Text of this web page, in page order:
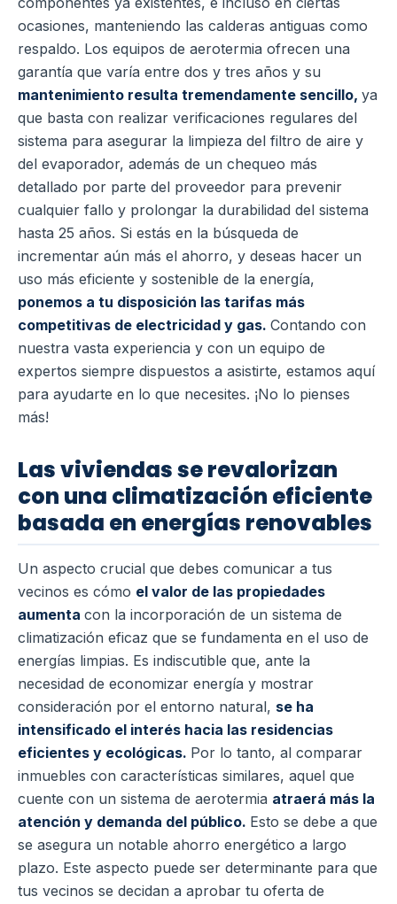
ocasiones, manteniendo las calderas antiguas como
respaldo. Los equipos de aerotermia ofrecen una
garantía que varía entre dos y tres años y su
mantenimiento resulta tremendamente sencillo, ya
que basta con realizar verificaciones regulares del
sistema para asegurar la limpieza del filtro de aire y
del evaporador, además de un chequeo más
detallado por parte del proveedor para prevenir
cualquier fallo y prolongar la durabilidad del sistema
hasta 25 años. Si estás en la búsqueda de
incrementar aún más el ahorro, y deseas hacer un
uso más eficiente y sostenible de la energía,
ponemos a tu disposición las tarifas más
competitivas de electricidad y gas. Contando con
nuestra vasta experiencia y con un equipo de
expertos siempre dispuestos a asistirte, estamos aquí
para ayudarte en lo que necesites. ¡No lo pienses
más!
Las viviendas se revalorizan
con una climatización eficiente
basada en energías renovables
Un aspecto crucial que debes comunicar a tus
vecinos es cómo el valor de las propiedades
aumenta con la incorporación de un sistema de
climatización eficaz que se fundamenta en el uso de
energías limpias. Es indiscutible que, ante la
necesidad de economizar energía y mostrar
consideración por el entorno natural, se ha
intensificado el interés hacia las residencias
eficientes y ecológicas. Por lo tanto, al comparar
inmuebles con características similares, aquel que
cuente con un sistema de aerotermia atraerá más la
atención y demanda del público. Esto se debe a que
se asegura un notable ahorro energético a largo
plazo. Este aspecto puede ser determinante para que
tus vecinos se decidan a aprobar tu oferta de